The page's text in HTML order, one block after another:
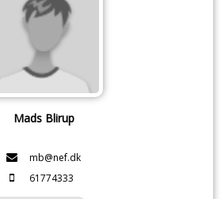
Mads Blirup
mb@nef.dk
61774333